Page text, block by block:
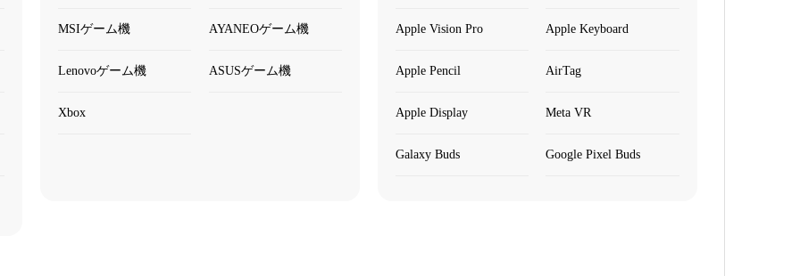
MSIゲーム機 AYANEOゲーム機
Lenovoゲーム機 ASUSゲーム機
Xbox
Apple Vision Pro Apple Keyboard
Apple Pencil AirTag
Apple Display Meta VR
Galaxy Buds Google Pixel Buds